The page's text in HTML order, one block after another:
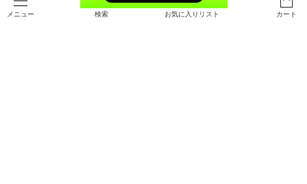
メニュー 検索 お気に入りリスト カート